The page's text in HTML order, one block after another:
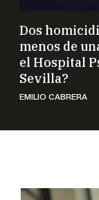
Dos
menos de
el Hospital
Sevilla?
EMILIO CABRERA